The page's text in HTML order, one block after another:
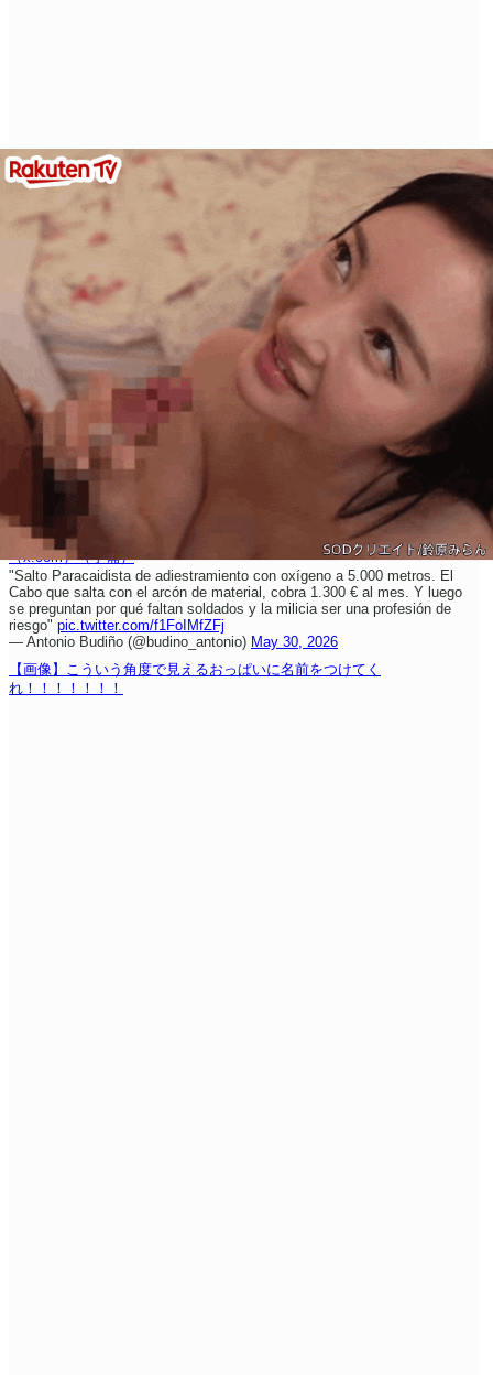
（x.com）（予備）
"Salto Paracaidista de adiestramiento con oxígeno a 5.000 metros. El
Cabo que salta con el arcón de material, cobra 1.300 € al mes. Y luego
se preguntan por qué faltan soldados y la milicia ser una profesión de
riesgo" pic.twitter.com/f1FoIMfZFj
— Antonio Budiño (@budino_antonio) May 30, 2026
【画像】こういう角度で見えるおっぱいに名前をつけてく
れ！！！！！！！